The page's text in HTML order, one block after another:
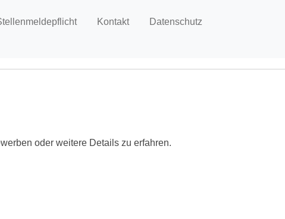
Kontakt Datenschutz
oder weitere Details zu erfahren.